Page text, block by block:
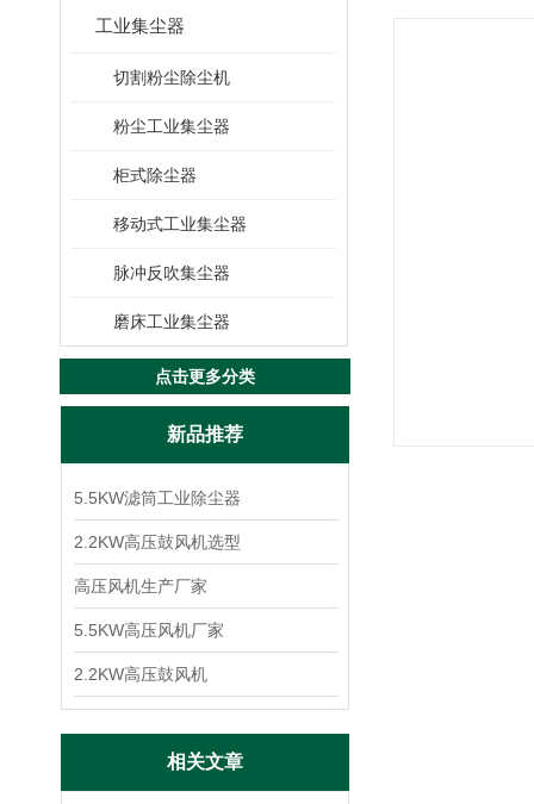
工业集尘器
切割粉尘除尘机
粉尘工业集尘器
柜式除尘器
移动式工业集尘器
脉冲反吹集尘器
磨床工业集尘器
点击更多分类
新品推荐
5.5KW滤筒工业除尘器
2.2KW高压鼓风机选型
高压风机生产厂家
5.5KW高压风机厂家
2.2KW高压鼓风机
相关文章